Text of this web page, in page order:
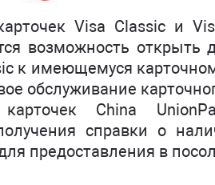
Visa Classic и
возможность открыть
к имеющемуся
обслуживание
China
справки о
предоставления в